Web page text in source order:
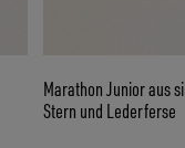
Marathon Junior aus
Stern und Lederferse